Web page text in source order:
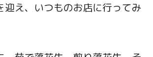
迎え、いつものお店に行ってみ